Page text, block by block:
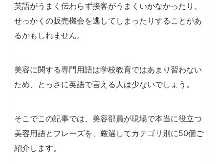
英語がうまく伝わらず接客がうまくいかなかったり、
せっかくの販売機会を逃してしまったりすることがあ
るかもしれません。
美容に関する専門用語は学校教育ではあまり習わない
ため、とっさに英語で言える人は少ないでしょう。
そこでこの記事では、美容部員が現場で本当に役立つ
美容用語とフレーズを、厳選してカテゴリ別に50個ご
紹介します。